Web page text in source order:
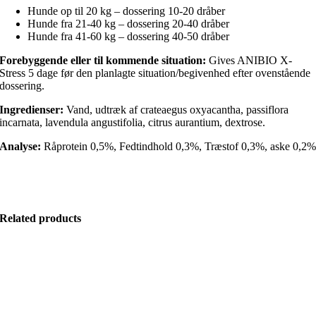
Hunde op til 20 kg – dossering 10-20 dråber
Hunde fra 21-40 kg – dossering 20-40 dråber
Hunde fra 41-60 kg – dossering 40-50 dråber
Forebyggende eller til kommende situation:Gives ANIBIO X-
Stress 5 dage før den planlagte situation/begivenhed efter ovenstående
dossering.
Ingredienser:Vand, udtræk af crateaegus oxyacantha, passiflora
incarnata, lavendula angustifolia, citrus aurantium, dextrose.
Analyse: Råprotein 0,5%, Fedtindhold 0,3%, Træstof 0,3%, aske 0,2%
Related products